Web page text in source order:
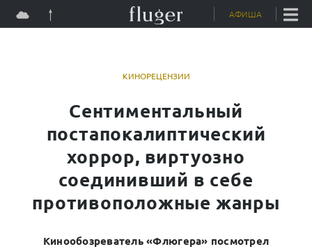
Skip
to
АФИША
КИНОРЕЦЕНЗИИ
Сентиментальный
постапокалиптический
хоррор, виртуозно
соединивший в себе
противоположные жанры
Кинообозреватель «Флюгера» посмотрел